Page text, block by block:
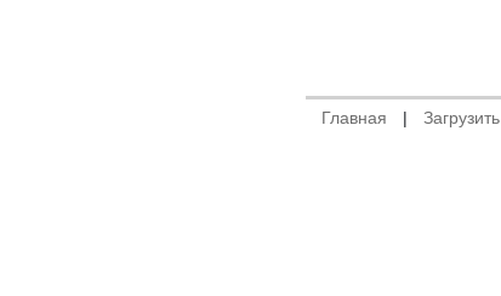
Главная | Загрузить